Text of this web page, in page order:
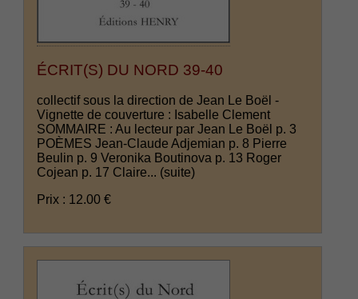
ÉCRIT(S) DU NORD 39-40
collectif sous la direction de Jean Le Boël -
Vignette de couverture : Isabelle Clement
SOMMAIRE : Au lecteur par Jean Le Boël p. 3
POÈMES Jean-Claude Adjemian p. 8 Pierre
Beulin p. 9 Veronika Boutinova p. 13 Roger
Cojean p. 17 Claire... (suite)
Prix : 12.00 €